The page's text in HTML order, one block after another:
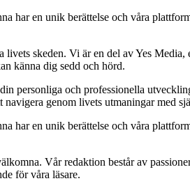
en unik berättelse och våra
skeden. Vi är en del av Yes Media,
känna dig sedd och hörd.
personliga och professionella
genom livets utmaningar med
en unik berättelse och våra
Vår redaktion består av
för våra läsare.